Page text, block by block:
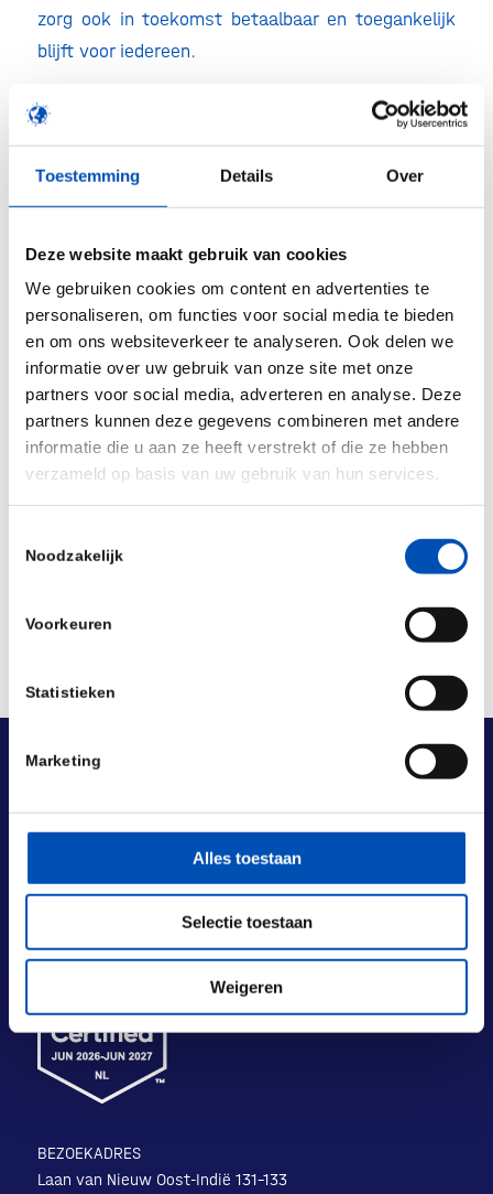
Toestemming Details Over
Deze website maakt gebruik van cookies
We gebruiken cookies om content en advertenties te
personaliseren, om functies voor social media te bieden
en om ons websiteverkeer te analyseren. Ook delen we
informatie over uw gebruik van onze site met onze
partners voor social media, adverteren en analyse. Deze
partners kunnen deze gegevens combineren met andere
informatie die u aan ze heeft verstrekt of die ze hebben
verzameld op basis van uw gebruik van hun services.
Noodzakelijk
Voorkeuren
Statistieken
Marketing
Alles toestaan
Selectie toestaan
Weigeren
zorg ook in toekomst betaalbaar en toegankelijk
blijft voor iedereen.
Voor wie op zoek is naar meer begrip over hoe de
geneesmiddelenzorg in Nederland in elkaar steekt,
complexe geneesmiddelenzorg inzichtelijk.
HollandBIO werkte mee aan de uitgave.
Bron:https://www.skipr.nl/blog/hoe-zit-het-nou-
met-de-prijzen-van-dure-geneesmiddelen/
BEZOEKADRES
Laan van Nieuw Oost-Indië 131-133